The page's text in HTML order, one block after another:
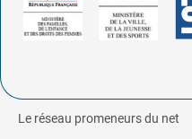
Le réseau promeneurs du net